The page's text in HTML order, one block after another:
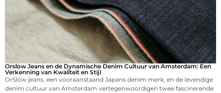
Orslow Jeans en de Dynamische Denim Cultuur van Amsterdam: Een
Verkenning van Kwaliteit en Stijl
OrSlow jeans, een vooraanstaand Japans denim merk, en de levendige
denim cultuur van Amsterdam vertegenwoordigen twee fascinerende